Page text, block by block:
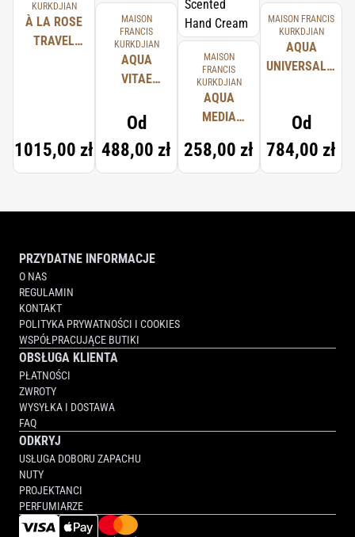
KURKDJIAN
À LA ROSE
TRAVEL
1015,00 zł
MAISON
FRANCIS
KURKDJIAN
AQUA
VITAE
FORTE
Od
488,00 zł
MAISON
FRANCIS
KURKDJIAN
AQUA
MEDIA
FORTE
SCENTED
CREAM
258,00 zł
MAISON FRANCIS
KURKDJIAN
AQUA
UNIVERSALIS
Od
784,00 zł
PRZYDATNE INFORMACJE
O NAS
REGULAMIN
KONTAKT
POLITYKA PRYWATNOŚCI I COOKIES
WSPÓŁPRACUJĄCE BUTIKI
OBSŁUGA KLIENTA
PŁATNOŚCI
ZWROTY
WYSYŁKA I DOSTAWA
FAQ
ODKRYJ
USŁUGA DOBORU ZAPACHU
NUTY
PROJEKTANCI
PERFUMIARZE